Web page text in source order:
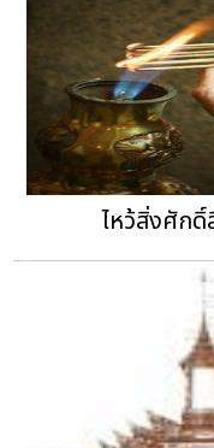
ไหว้สิ่งศัก